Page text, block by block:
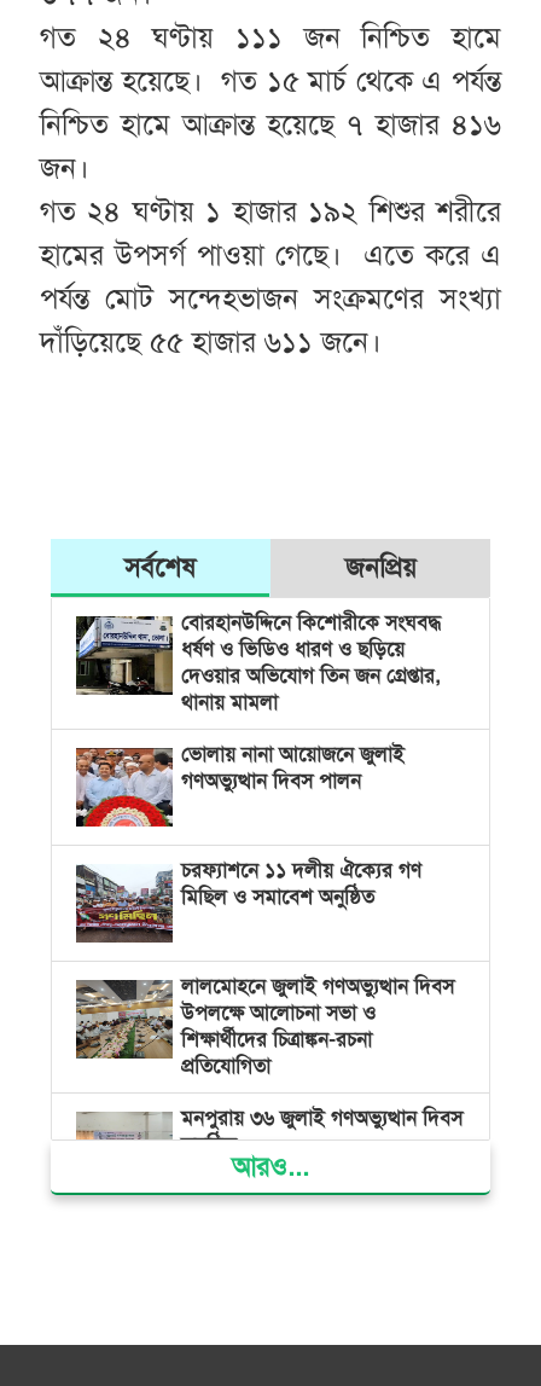
গত ২৪ ঘণ্টায়
১১১ জন নিশ্চিত হামে
আক্রান্ত হয়েছে। গত ১৫ মার্চ থেকে এ পর্যন্ত
নিশ্চিত হামে আক্রান্ত হয়েছে ৭ হাজার ৪১৬
জন।
গত ২৪ ঘণ্টায় ১ হাজার ১৯২ শিশুর শরীরে
হামের উপসর্গ পাওয়া গেছে। এতে করে এ
পর্যন্ত মোট সন্দেহভাজন সংক্রমণের সংখ্যা
দাঁড়িয়েছে ৫৫ হাজার ৬১১ জনে।
সর্বশেষ জনপ্রিয়
বোরহানউদ্দিনে কিশোরীকে সংঘবদ্ধ
ধর্ষণ ও ভিডিও ধারণ ও ছড়িয়ে
দেওয়ার অভিযোগ তিন জন গ্রেপ্তার,
থানায় মামলা
ভোলায় নানা আয়োজনে জুলাই
গণঅভ্যুত্থান দিবস পালন
চরফ্যাশনে ১১ দলীয় ঐক্যের গণ
মিছিল ও সমাবেশ অনুষ্ঠিত
লালমোহনে জুলাই গণঅভ্যুত্থান দিবস
উপলক্ষে আলোচনা সভা ও
শিক্ষার্থীদের চিত্রাঙ্কন-রচনা
প্রতিযোগিতা
মনপুরায় ৩৬ জুলাই গণঅভ্যুত্থান দিবস
অনুষ্ঠিত
দৌলতখানে গণঅভ্যুত্থান দিবস পালন
আরও...